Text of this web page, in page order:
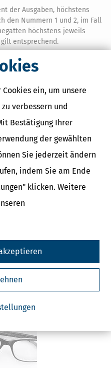
ein, um unsere
verbessern und
Bestätigung Ihrer
der gewählten
Sie jederzeit ändern
indem Sie am Ende
klicken. Weitere
der Ausgaben, höchstens
den Nummern 1 und 2, im Fall
höchstens jeweils
gilt entsprechend.
-
und